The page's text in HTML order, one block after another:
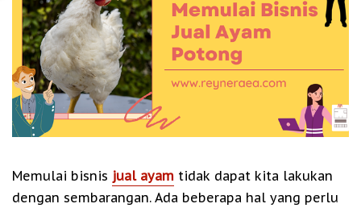
Memulai bisnis jual ayam tidak dapat kita lakukan
dengan sembarangan. Ada beberapa hal yang perlu